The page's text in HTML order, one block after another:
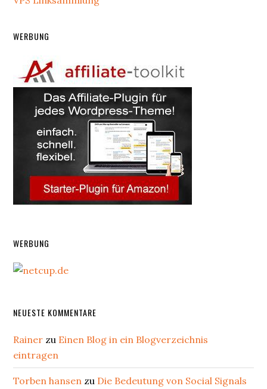
WERBUNG
WERBUNG
NEUESTE KOMMENTARE
Rainer zu Einen Blog in ein Blogverzeichnis
eintragen
Torben hansen zu Die Bedeutung von Social Signals